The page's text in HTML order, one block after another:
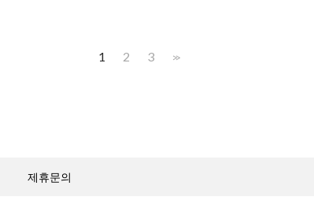
1 2 3 >>
제휴문의